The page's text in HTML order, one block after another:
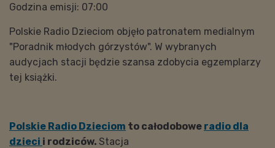
Godzina emisji: 07:00
Polskie Radio Dzieciom objęło patronatem medialnym
"Poradnik młodych górzystów". W wybranych
audycjach stacji będzie szansa zdobycia egzemplarzy
tej książki.
Polskie Radio Dzieciom to całodobowe radio dla
dzieci i rodziców. Stacja